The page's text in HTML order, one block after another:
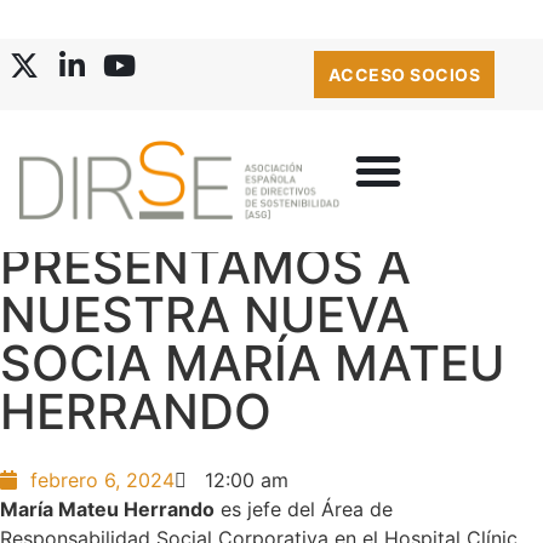
ACCESO SOCIOS
PRESENTAMOS A
NUESTRA NUEVA
SOCIA MARÍA MATEU
HERRANDO
febrero 6, 2024
12:00 am
María Mateu Herrando es jefe del Área de
Responsabilidad Social Corporativa en el Hospital Clínic